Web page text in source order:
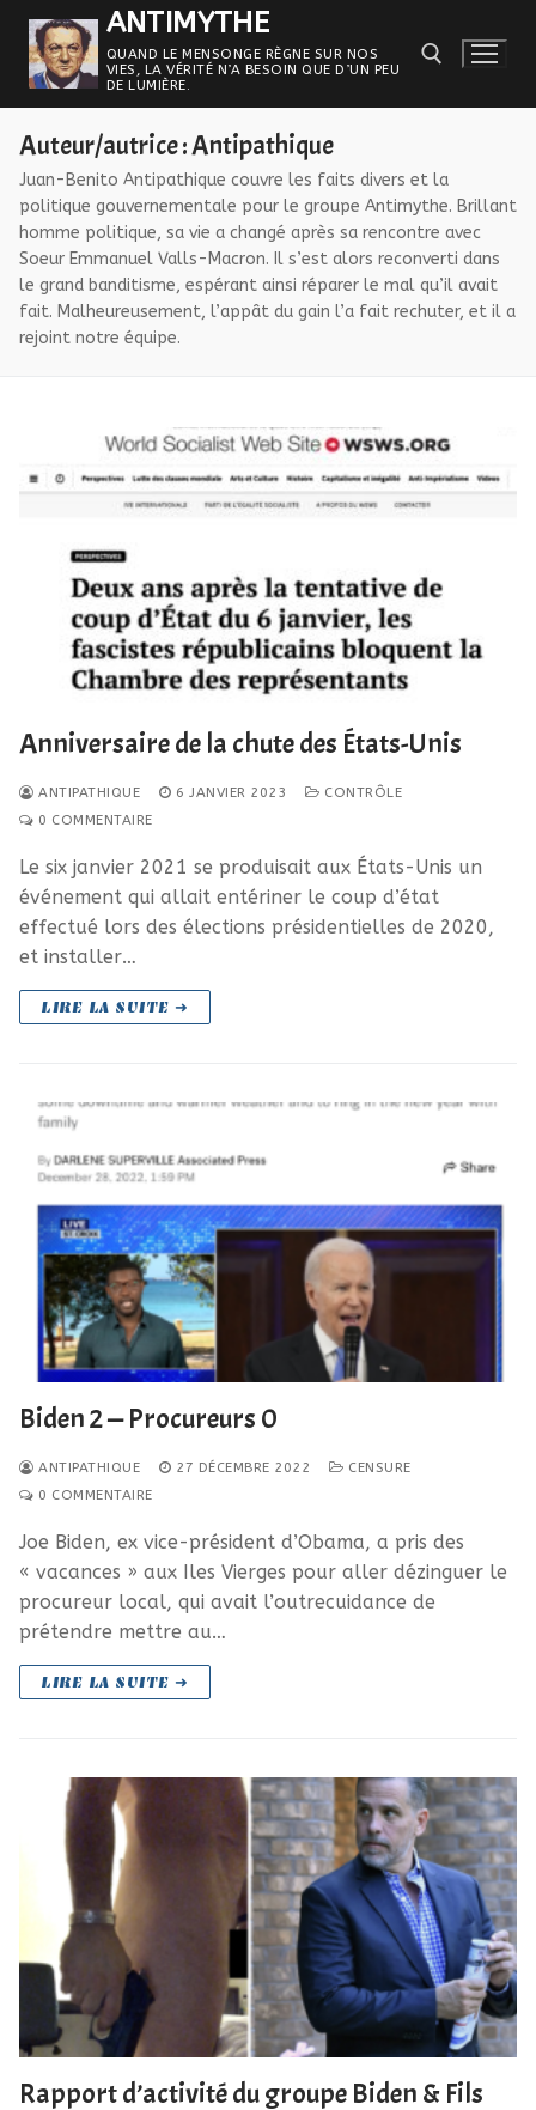
Aller
contenu
ANTIMYTHE
QUAND LE MENSONGE RÈGNE SUR NOS
VIES, LA VÉRITÉ N’A BESOIN QUE D’UN PEU
DE LUMIÈRE.
Rechercher :
Auteur/autrice :Antipathique
Juan-Benito Antipathique couvre les faits divers et la
politique gouvernementale pour le groupe Antimythe. Brillant
homme politique, sa vie a changé après sa rencontre avec
Soeur Emmanuel Valls-Macron. Il s’est alors reconverti dans
le grand banditisme, espérant ainsi réparer le mal qu’il avait
fait. Malheureusement, l’appât du gain l’a fait rechuter, et il a
rejoint notre équipe.
Anniversaire de la chute des États-Unis
ANTIPATHIQUE 6 JANVIER 2023
CONTRÔLE
0 COMMENTAIRE
Le six janvier 2021 se produisait aux États-Unis un
événement qui allait entériner le coup d’état
effectué lors des élections présidentielles de 2020,
et installer…
LIRE LA SUITE ➜
Biden 2 — Procureurs 0
ANTIPATHIQUE 27 DÉCEMBRE 2022
CENSURE
0 COMMENTAIRE
Joe Biden, ex vice-président d’Obama, a pris des
« vacances » aux Iles Vierges pour aller dézinguer le
procureur local, qui avait l’outrecuidance de
prétendre mettre au…
LIRE LA SUITE ➜
Rapport d’activité du groupe Biden & Fils